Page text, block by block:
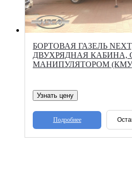
БОРТОВАЯ ГАЗЕЛЬ
ДВУХРЯДНАЯ КАБИНА,
МАНИПУЛЯТОРОМ
Узнать цену
Подробнее